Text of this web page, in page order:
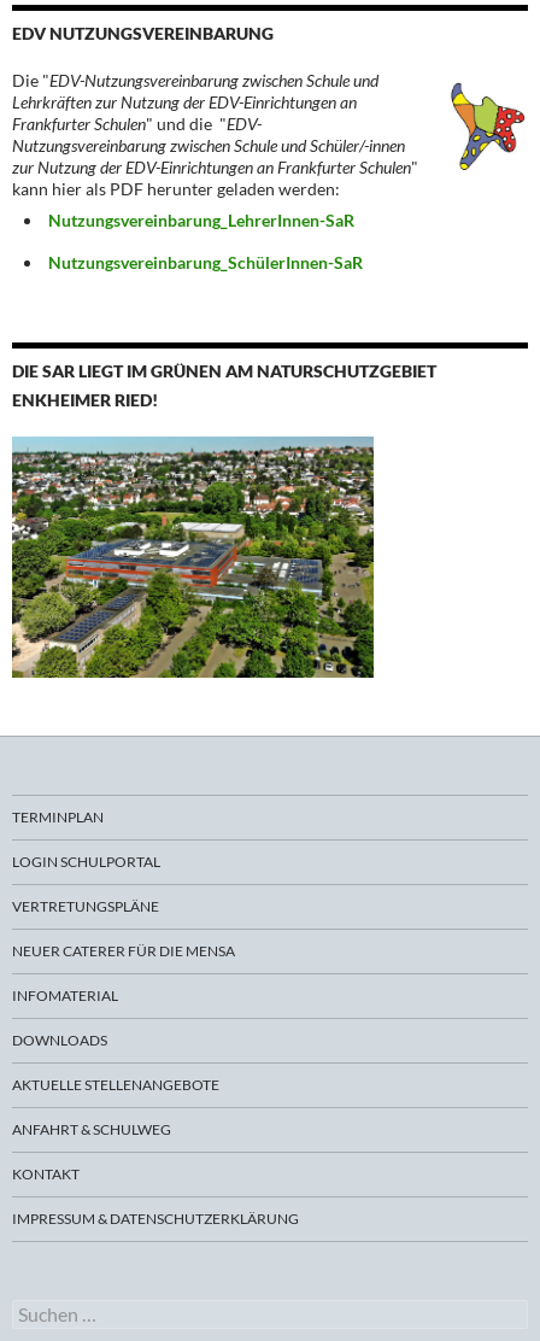
EDV NUTZUNGSVEREINBARUNG
Die "EDV-Nutzungsvereinbarung zwischen Schule und
Lehrkräften zur Nutzung der EDV-Einrichtungen an
Frankfurter Schulen" und die "EDV-
Nutzungsvereinbarung zwischen Schule und Schüler/-innen
zur Nutzung der EDV-Einrichtungen an Frankfurter Schulen"
kann hier als PDF herunter geladen werden:
Nutzungsvereinbarung_LehrerInnen-SaR
Nutzungsvereinbarung_SchülerInnen-SaR
DIE SAR LIEGT IM GRÜNEN AM NATURSCHUTZGEBIET
ENKHEIMER RIED!
TERMINPLAN
LOGIN SCHULPORTAL
VERTRETUNGSPLÄNE
NEUER CATERER FÜR DIE MENSA
INFOMATERIAL
DOWNLOADS
AKTUELLE STELLENANGEBOTE
ANFAHRT & SCHULWEG
KONTAKT
IMPRESSUM & DATENSCHUTZERKLÄRUNG
Suchen